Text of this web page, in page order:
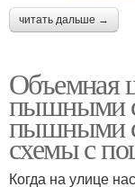
читать дальше →
Объемная
пышными
пышными
схемы с
Когда на улице